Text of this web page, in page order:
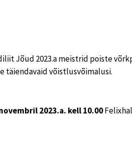
Jõud 2023.a meistrid poiste
täiendavaid võistlusvõimalusi.
2023.a. kell 10.00